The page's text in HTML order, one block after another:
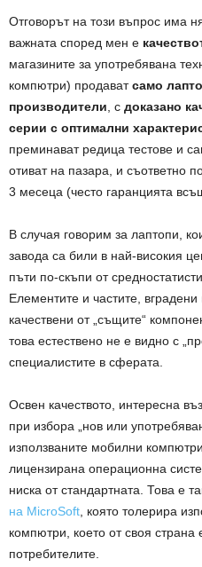
Отговорът на този въпрос има
важната според мен е
магазините за употребявана
компютри) продаватсамо
производители , с доказано
серии с оптимални
преминават редица тестове и
отиват на пазара, и съответно
3 месеца (често гаранцията
В случая говорим за лаптопи,
завода са били в най-високия
пъти по-скъпи от
Елементите и частите,
качествени от „същите“
това естествено не е видно с
специалистите в сферата.
Освен качеството, интересна
при избора „нов или
използваните мобилни
лицензирана операционна
ниска от стандартната. Това е
на MicroSoft , която толерира
компютри, което от своя страна
потребителите.